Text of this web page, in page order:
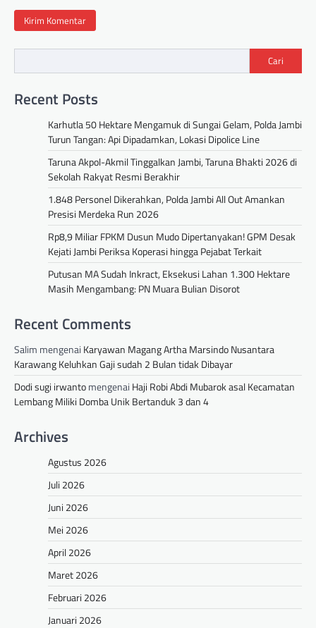
Cari
Recent Posts
Karhutla 50 Hektare Mengamuk di Sungai Gelam, Polda Jambi
Turun Tangan: Api Dipadamkan, Lokasi Dipolice Line
Taruna Akpol-Akmil Tinggalkan Jambi, Taruna Bhakti 2026 di
Sekolah Rakyat Resmi Berakhir
1.848 Personel Dikerahkan, Polda Jambi All Out Amankan
Presisi Merdeka Run 2026
Rp8,9 Miliar FPKM Dusun Mudo Dipertanyakan! GPM Desak
Kejati Jambi Periksa Koperasi hingga Pejabat Terkait
Putusan MA Sudah Inkract, Eksekusi Lahan 1.300 Hektare
Masih Mengambang: PN Muara Bulian Disorot
Recent Comments
Salim mengenai Karyawan Magang Artha Marsindo Nusantara
Karawang Keluhkan Gaji sudah 2 Bulan tidak Dibayar
Dodi sugi irwantomengenai Haji Robi Abdi Mubarok asal Kecamatan
Lembang Miliki Domba Unik Bertanduk 3 dan 4
Archives
Agustus 2026
Juli 2026
Juni 2026
Mei 2026
April 2026
Maret 2026
Februari 2026
Januari 2026